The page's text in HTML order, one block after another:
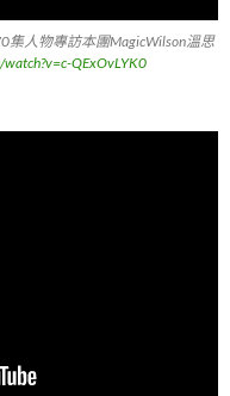
集人物專訪本團MagicWilson溫思
QExOvLYK0